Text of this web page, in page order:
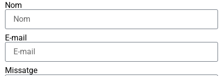
Nom
E-mail
Missatge